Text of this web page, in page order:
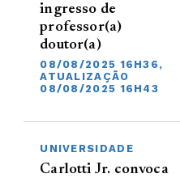
ingresso de
professor(a)
doutor(a)
08/08/2025 16H36,
ATUALIZAÇÃO
08/08/2025 16H43
UNIVERSIDADE
Carlotti Jr. convoca